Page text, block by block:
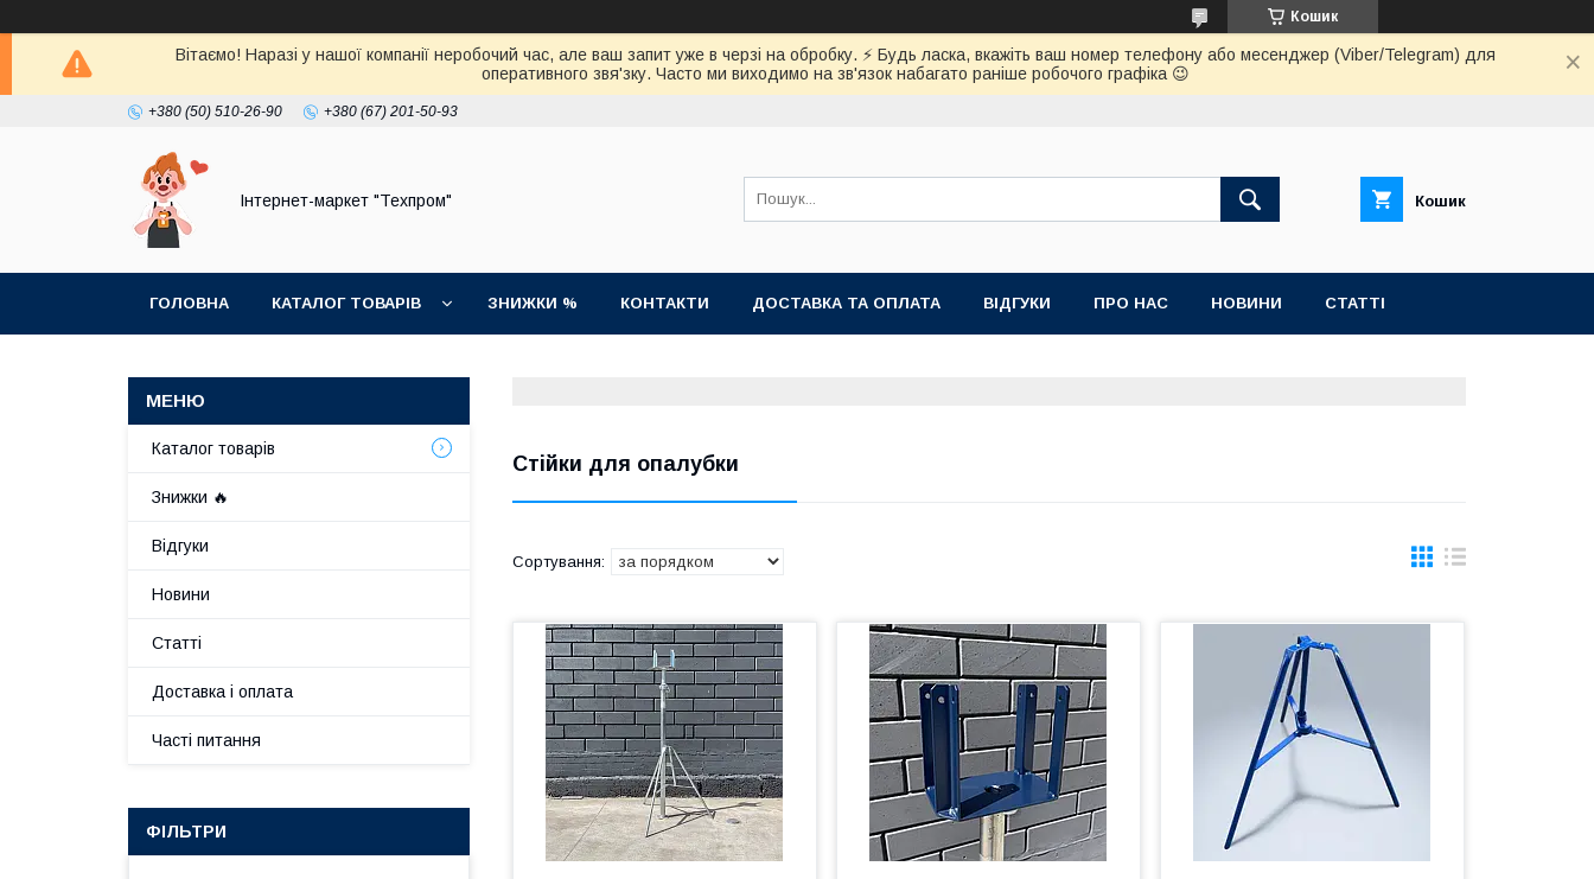
Кошик
Вітаємо! Наразі у нашої компанії неробочий час, але ваш запит уже в черзі на обробку. ⚡️ Будь ласка, вкажіть ваш номер телефону або месенджер (Viber/Telegram) для
оперативного звя'зку. Часто ми виходимо на зв'язок набагато раніше робочого графіка 😉
+380 (50) 510-26-90 +380 (67) 201-50-93
Інтернет-маркет "Техпром" Кошик
ГОЛОВНА КАТАЛОГ ТОВАРIВ ЗНИЖКИ % КОНТАКТИ ДОСТАВКА ТА ОПЛАТА ВІДГУКИ ПРО НАС НОВИНИ СТАТТІ
Стійки для опалубки
Каталог товарiв
Знижки 🔥
Відгуки
Новини
Статті
Доставка і оплата
Часті питання
ФІЛЬТРИ